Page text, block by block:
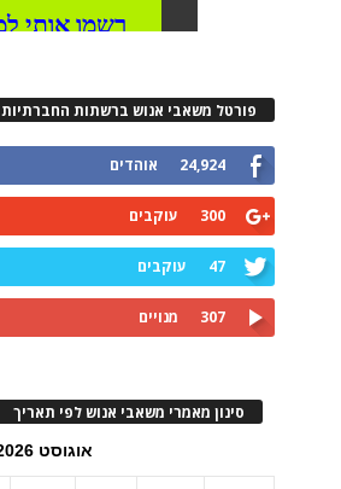
פורטל משאבי אנוש ברשתות החברתיות
24,924 אוהדים
300 עוקבים
47 עוקבים
307 מנויים
סינון מאמרי משאבי אנוש לפי תאריך
אוגוסט 2026